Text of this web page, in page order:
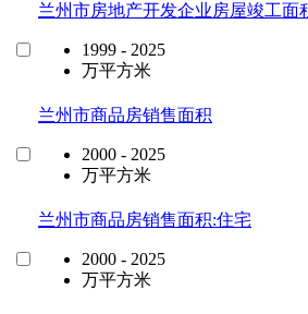
兰州市房地产开发企业房屋竣工面
1999 - 2025
万平方米
兰州市商品房销售面积
2000 - 2025
万平方米
兰州市商品房销售面积:住宅
2000 - 2025
万平方米